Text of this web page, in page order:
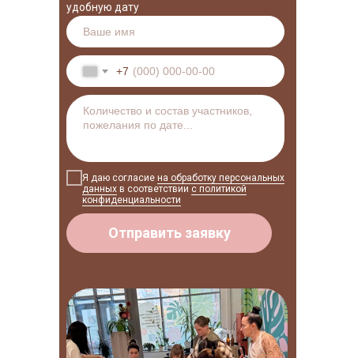
удобную дату
+7
Я даю согласие на обработку персональных
данных в соответствии с политикой
конфиденциальности
Отправить заявку